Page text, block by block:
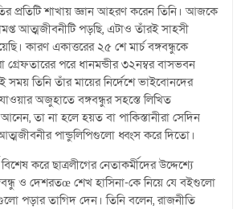
প্রতিটি শাখায় জ্ঞান আহরণ করেন তিনি। আজকে
আত্মজীবনীটি পড়ছি, এটাও তাঁরই সাহসী
কারণ একাত্তরের ২৫ শে মার্চ বঙ্গবন্ধুকে
গ্রেফতারের পরে ধানমন্ডীর ৩২নম্বর বাসভবন
তিনি তাঁর মায়ের নির্দেশে ভাইবোনদের
অজুহাতে বঙ্গবন্ধুর সহস্তে লিখিত
তা না হলে হয়ত বা পাকিস্তানীরা সেদিন
পান্ডুলিপিগুলো ধ্বংস করে দিতো।
করে ছাত্রলীগের নেতাকর্মীদের উদ্দেশ্যে
ও দেশরতœ শেখ হাসিনা-কে নিয়ে যে বইগুলো
পড়ার তাগিদ দেন। তিনি বলেন, রাজনীতি